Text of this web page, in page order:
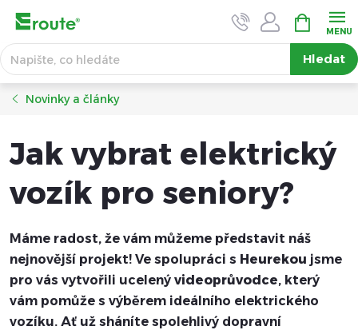
obsah
Hledat
NÁKUPNÍ
KOŠÍK
Novinky a články
Jak vybrat elektrický
vozík pro seniory?
Máme radost, že vám můžeme představit náš
nejnovější projekt! Ve spolupráci s Heurekou jsme
pro vás vytvořili ucelený videoprůvodce, který
vám pomůže s výběrem ideálního elektrického
vozíku. Ať už sháníte spolehlivý dopravní